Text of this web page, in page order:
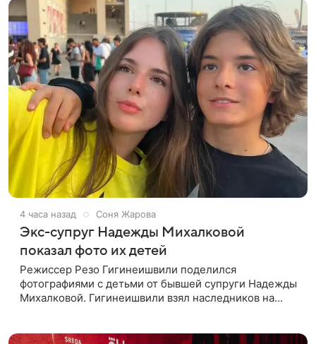
4 часа назад Соня Жарова
Экс-супруг Надежды Михалковой
показал фото их детей
Режиссер Резо Гигинеишвили поделился
фотографиями с детьми от бывшей супруги Надежды
Михалковой. Гигинеишвили взял наследников на